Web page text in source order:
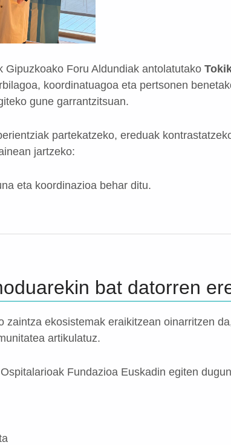
Gipuzkoako Foru Aldundiak antolatutako
koordinatuagoa eta pertsonen
gune garrantzitsuan.
partekatzeko, ereduak
jartzeko:
eta koordinazioa behar ditu.
bat datorren
zaintza ekosistemak eraikitzean oinarritzen
artikulatuz.
Fundazioa Euskadin egiten